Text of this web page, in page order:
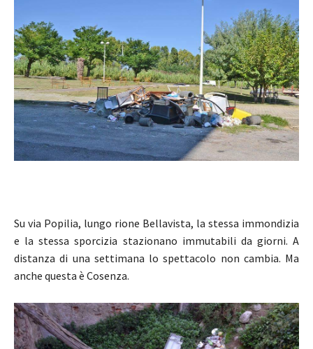
Su via Popilia, lungo rione Bellavista, la stessa immondizia
e la stessa sporcizia stazionano immutabili da giorni. A
distanza di una settimana lo spettacolo non cambia. Ma
anche questa è Cosenza.